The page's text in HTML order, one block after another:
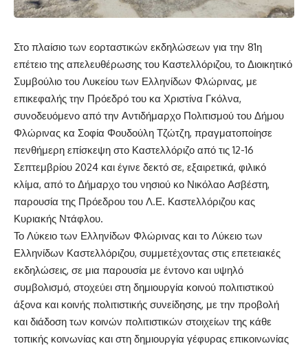
Στο πλαίσιο των εορταστικών εκδηλώσεων για την 81η
επέτειο της απελευθέρωσης του Καστελλόριζου, το Διοικητικό
Συμβούλιο του Λυκείου των Ελληνίδων Φλώρινας, με
επικεφαλής την Πρόεδρό του κα Χριστίνα Γκόλνα,
συνοδευόμενο από την Αντιδήμαρχο Πολιτισμού του Δήμου
Φλώρινας κα Σοφία Φουδούλη Τζώτζη, πραγματοποίησε
πενθήμερη επίσκεψη στο Καστελλόριζο από τις 12-16
Σεπτεμβρίου 2024 και έγινε δεκτό σε, εξαιρετικά, φιλικό
κλίμα, από το Δήμαρχο του νησιού κο Νικόλαο Ασβέστη,
παρουσία της Πρόεδρου του Λ.Ε. Καστελλόριζου κας
Κυριακής Ντάφλου.
Το Λύκειο των Ελληνίδων Φλώρινας και το Λύκειο των
Ελληνίδων Καστελλόριζου, συμμετέχοντας στις επετειακές
εκδηλώσεις, σε μια παρουσία με έντονο και υψηλό
συμβολισμό, στοχεύει στη δημιουργία κοινού πολιτιστικού
άξονα και κοινής πολιτιστικής συνείδησης, με την προβολή
και διάδοση των κοινών πολιτιστικών στοιχείων της κάθε
τοπικής κοινωνίας και στη δημιουργία γέφυρας επικοινωνίας